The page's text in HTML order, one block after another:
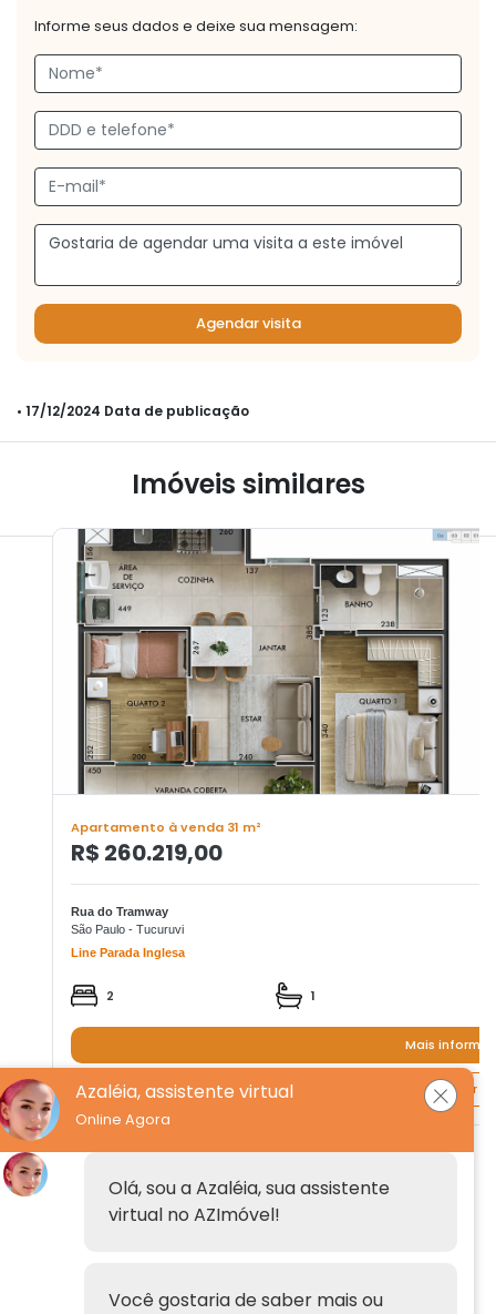
Azaléia, assistente virtual
Online Agora
Olá, sou a Azaléia, sua assistente
virtual no AZImóvel!
Você gostaria de saber mais ou
Informe seus dados e deixe sua mensagem:
Agendar visita
• 17/12/2024 Data de publicação
Imóveis similares
Apartamento à venda 31 m²
R$ 260.219,00
Rua do Tramway
São Paulo - Tucuruvi
Line Parada Inglesa
2 1
Mais
Quero agendar
Institucional